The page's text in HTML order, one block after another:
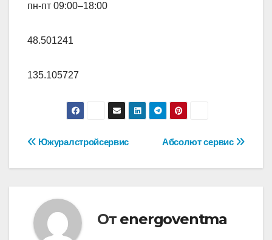
пн-пт 09:00–18:00
48.501241
135.105727
Навигация
по
записям
Абсолют сервис
Южуралстройсервис
От energoventma